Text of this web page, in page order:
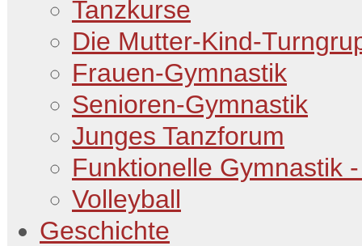
Tanzkurse
Die Mutter-Kind-
Frauen-Gymnastik
Senioren-Gymnastik
Junges Tanzforum
Funktionelle Gymnastik
Volleyball
Geschichte